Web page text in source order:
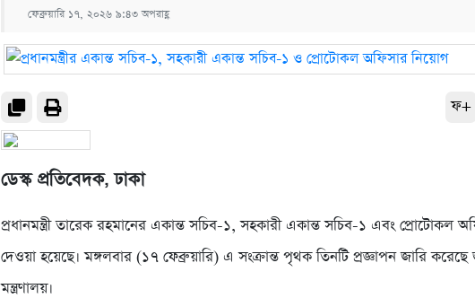
ফেব্রুয়ারি ১৭, ২০২৬ ৯:৪৩ অপরাহ্ণ
ফ+
ডেস্ক প্রতিবেদক, ঢাকা
প্রধানমন্ত্রী তারেক রহমানের একান্ত সচিব-১, সহকারী একান্ত সচিব-১ এবং প্রোটোকল
দেওয়া হয়েছে। মঙ্গলবার (১৭ ফেব্রুয়ারি) এ সংক্রান্ত পৃথক তিনটি প্রজ্ঞাপন জারি
মন্ত্রণালয়।